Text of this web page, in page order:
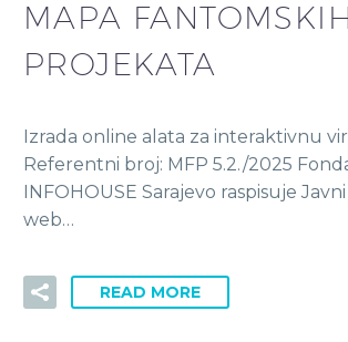
MAPA FANTOMSKIH
PROJEKATA
Izrada online alata za interaktivnu
Referentni broj: MFP 5.2./2025
INFOHOUSE Sarajevo raspisuje
web…
READ MORE